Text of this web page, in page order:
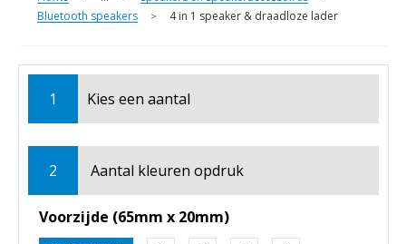
Bluetooth speakers > 4 in 1 speaker & draadloze lader
1 Kies een aantal
2 Aantal kleuren opdruk
Voorzijde (65mm x 20mm)